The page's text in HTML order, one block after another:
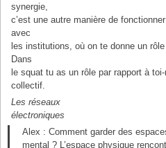
synergie,
c’est une autre manière de
avec
les institutions, où on te donne un
Dans
le squat tu as un rôle par rapport à
collectif.
Les réseaux
électroniques
Alex : Comment garder des
mental ? L’espace physique